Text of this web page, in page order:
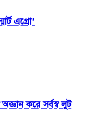
এগ্রো’
করে সর্বস্ব লুট